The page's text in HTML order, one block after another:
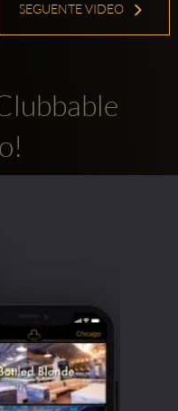
SEGUENTE VIDEO